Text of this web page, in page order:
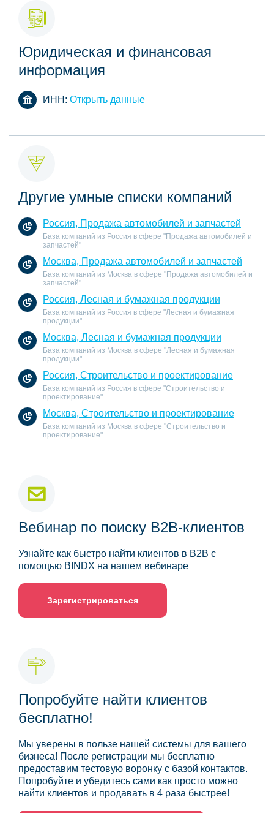
Юридическая и финансовая
информация
ИНН: Открыть данные
Другие умные списки компаний
Россия, Продажа автомобилей и запчастей
База компаний из Россия в сфере "Продажа автомобилей и
запчастей"
Москва, Продажа автомобилей и запчастей
База компаний из Москва в сфере "Продажа автомобилей и
запчастей"
Россия, Лесная и бумажная продукции
База компаний из Россия в сфере "Лесная и бумажная
продукции"
Москва, Лесная и бумажная продукции
База компаний из Москва в сфере "Лесная и бумажная
продукции"
Россия, Строительство и проектирование
База компаний из Россия в сфере "Строительство и
проектирование"
Москва, Строительство и проектирование
База компаний из Москва в сфере "Строительство и
проектирование"
Вебинар по поиску B2B-клиентов
Узнайте как быстро найти клиентов в B2B с
помощью BINDX на нашем вебинаре
Зарегистрироваться
Попробуйте найти клиентов
бесплатно!
Мы уверены в пользе нашей системы для вашего
бизнеса! После регистрации мы бесплатно
предоставим тестовую воронку с базой контактов.
Попробуйте и убедитесь сами как просто можно
найти клиентов и продавать в 4 раза быстрее!